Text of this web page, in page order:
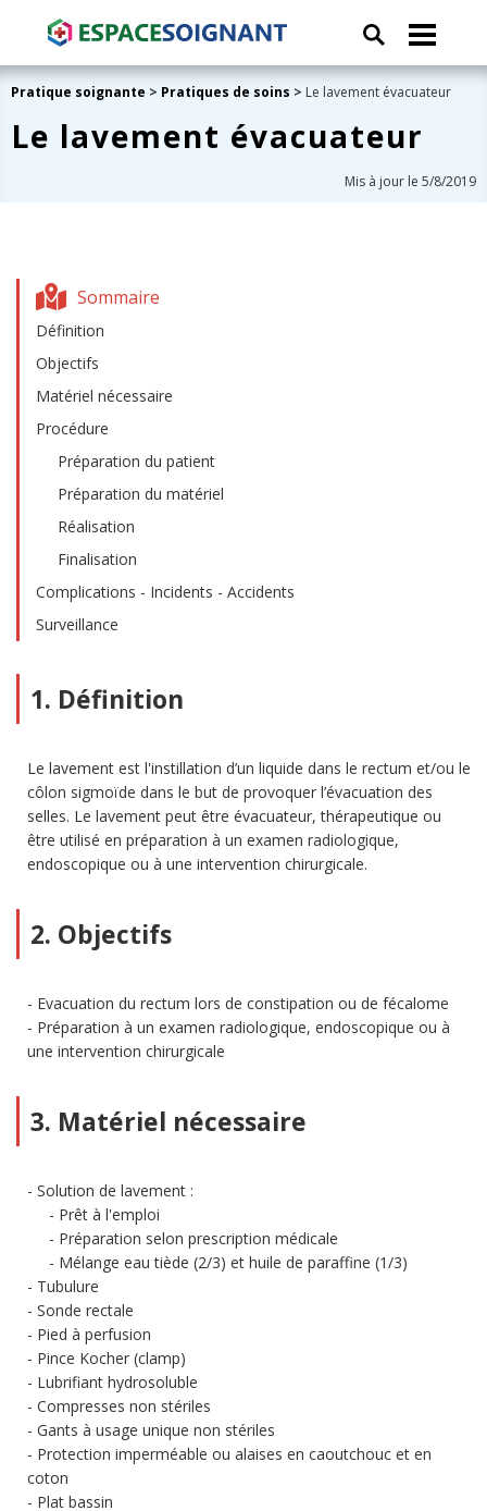
Pratique soignante > Pratiques de soins > Le lavement évacuateur
Le lavement évacuateur
Mis à jour le 5/8/2019
Sommaire
Définition
Objectifs
Matériel nécessaire
Procédure
Préparation du patient
Préparation du matériel
Réalisation
Finalisation
Complications - Incidents - Accidents
Surveillance
1. Définition
Le lavement est l'instillation d’un liquide dans le rectum et/ou le
côlon sigmoïde dans le but de provoquer l’évacuation des
selles. Le lavement peut être évacuateur, thérapeutique ou
être utilisé en préparation à un examen radiologique,
endoscopique ou à une intervention chirurgicale.
2. Objectifs
Evacuation du rectum lors de constipation ou de fécalome
Préparation à un examen radiologique, endoscopique ou à
une intervention chirurgicale
3. Matériel nécessaire
Solution de lavement :
Prêt à l'emploi
Préparation selon prescription médicale
Mélange eau tiède (2/3) et huile de paraffine (1/3)
Tubulure
Sonde rectale
Pied à perfusion
Pince Kocher (clamp)
Lubrifiant hydrosoluble
Compresses non stériles
Gants à usage unique non stériles
Protection imperméable ou alaises en caoutchouc et en
coton
Plat bassin